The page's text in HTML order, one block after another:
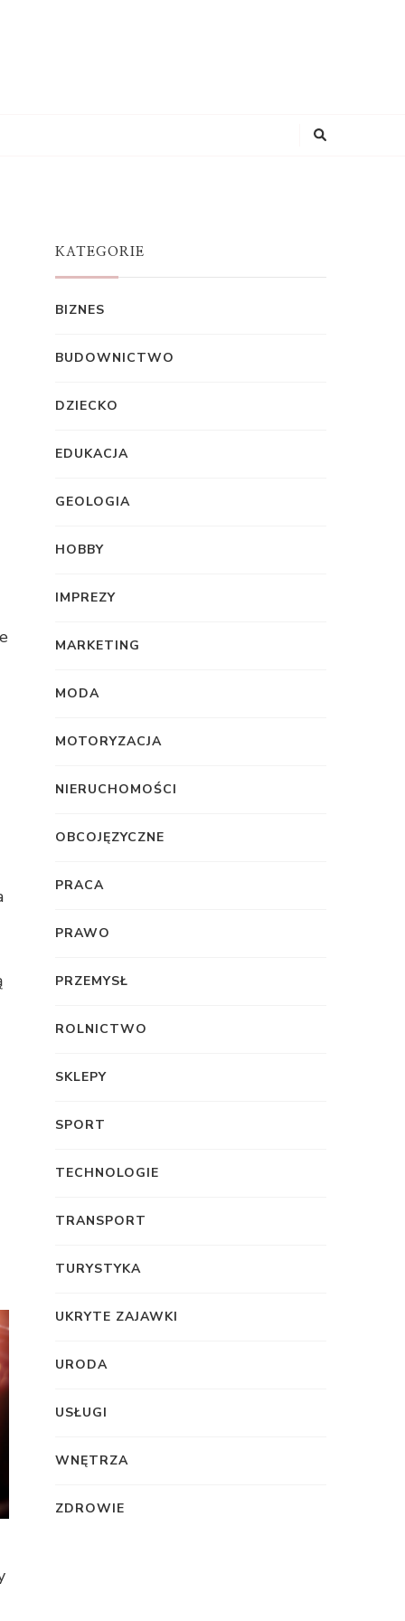
KATEGORIE
BIZNES
BUDOWNICTWO
DZIECKO
EDUKACJA
GEOLOGIA
HOBBY
IMPREZY
MARKETING
MODA
MOTORYZACJA
NIERUCHOMOŚCI
OBCOJĘZYCZNE
PRACA
PRAWO
PRZEMYSŁ
ROLNICTWO
SKLEPY
SPORT
TECHNOLOGIE
TRANSPORT
TURYSTYKA
UKRYTE ZAJAWKI
URODA
USŁUGI
WNĘTRZA
ZDROWIE